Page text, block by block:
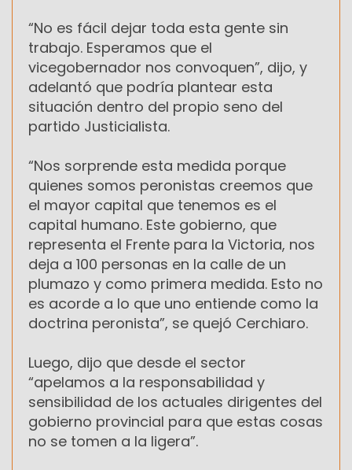
“No es fácil dejar toda esta gente sin
trabajo. Esperamos que el
vicegobernador nos convoquen”, dijo, y
adelantó que podría plantear esta
situación dentro del propio seno del
partido Justicialista.
“Nos sorprende esta medida porque
quienes somos peronistas creemos que
el mayor capital que tenemos es el
capital humano. Este gobierno, que
representa el Frente para la Victoria, nos
deja a 100 personas en la calle de un
plumazo y como primera medida. Esto no
es acorde a lo que uno entiende como la
doctrina peronista”, se quejó Cerchiaro.
Luego, dijo que desde el sector
“apelamos a la responsabilidad y
sensibilidad de los actuales dirigentes del
gobierno provincial para que estas cosas
no se tomen a la ligera”.